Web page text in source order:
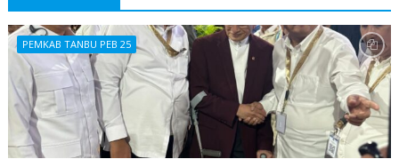
PEMKAB TANBU PEB 25